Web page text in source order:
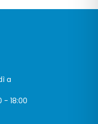
a
- 18:00